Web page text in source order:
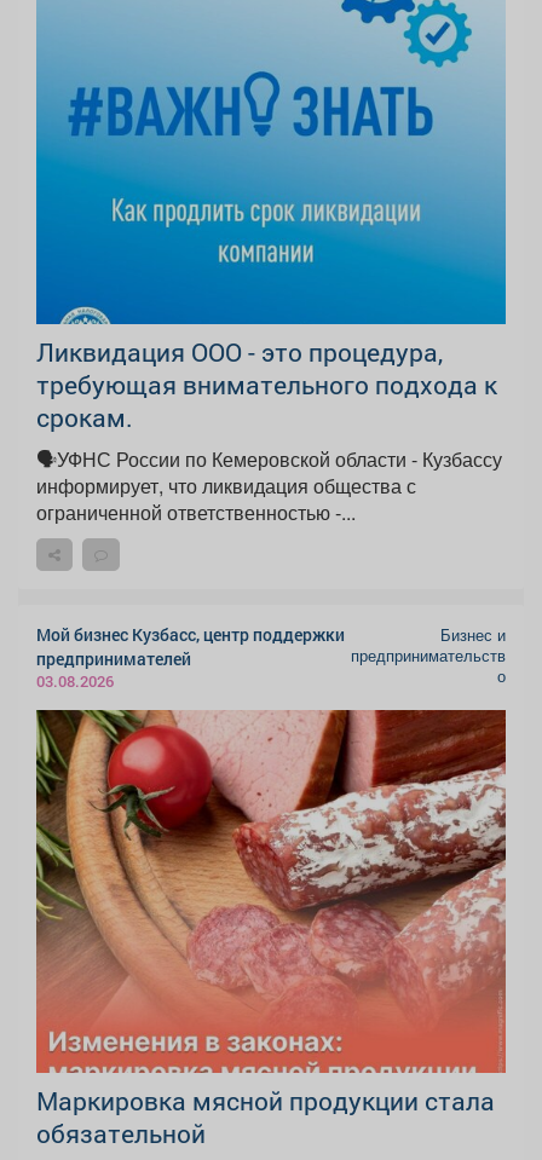
Ликвидация ООО - это процедура,
требующая внимательного подхода к
срокам.
🗣УФНС России по Кемеровской области - Кузбассу
информирует, что ликвидация общества с
ограниченной ответственностью -...
Мой бизнес Кузбасс, центр поддержки
предпринимателей
03.08.2026
Бизнес и
предпринимательств
о
Маркировка мясной продукции стала
обязательной